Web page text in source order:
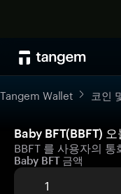
Tangem Wallet 코인
Baby BFT(BBFT)
BBFT 를 사용자의 통
Baby BFT 금액